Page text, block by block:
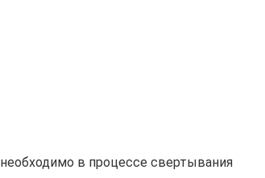
в процессе свертывания